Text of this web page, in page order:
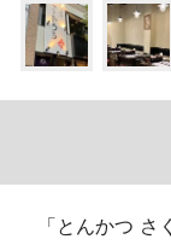
「とんかつ さ